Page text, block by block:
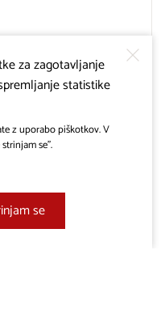
za zagotavljanje
statistike
z uporabo piškotkov. V
se".
se